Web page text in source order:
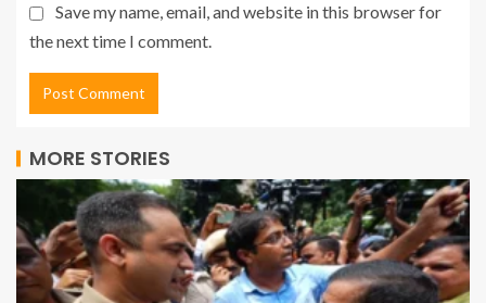
Save my name, email, and website in this browser for
the next time I comment.
MORE STORIES